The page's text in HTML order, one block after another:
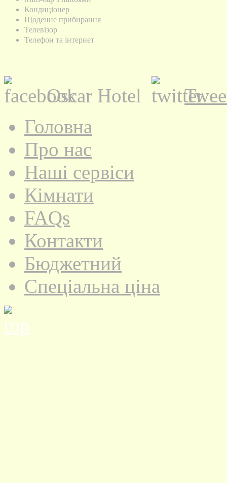
Кондиціонер
Щоденне прибирання
Телевізор
Телефон та інтернет
Oscar Hotel
Головна
Про нас
Наші сервіси
Кімнати
FAQs
Контакти
Бюджетний
Спеціальна ціна